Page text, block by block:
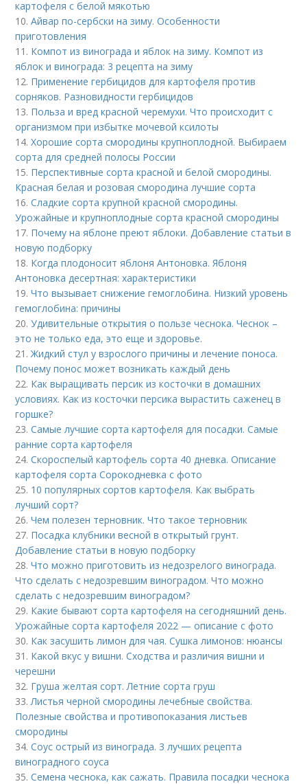
картофеля с белой мякотью
10.Айвар по-сербски на зиму. Особенности
приготовления
11. Компот из винограда и яблок на зиму. Компот из
яблок и винограда: 3 рецепта на зиму
12. Применение гербицидов для картофеля против
сорняков. Разновидности гербицидов
13. Польза и вред красной черемухи. Что происходит с
организмом при избытке мочевой ксилоты
14.Хорошие сорта смородины крупноплодной. Выбираем
сорта для средней полосы России
15. Перспективные сорта красной и белой смородины.
Красная белая и розовая смородина лучшие сорта
16.Сладкие сорта крупной красной смородины.
Урожайные и крупноплодные сорта красной смородины
17. Почему на яблоне преют яблоки. Добавление статьи в
новую подборку
18. Когда плодоносит яблоня Антоновка. Яблоня
Антоновка десертная: характеристики
19.Что вызывает снижение гемоглобина. Низкий уровень
гемоглобина: причины
20.Удивительные открытия о пользе чеснока. Чеснок –
это не только еда, это еще и здоровье.
21.Жидкий стул у взрослого причины и лечение поноса.
Почему понос может возникать каждый день
22. Как выращивать персик из косточки в домашних
условиях. Как из косточки персика вырастить саженец в
горшке?
23.Самые лучшие сорта картофеля для посадки. Самые
ранние сорта картофеля
24.Скороспелый картофель сорта 40 дневка. Описание
картофеля сорта Сорокодневка с фото
25. 10 популярных сортов картофеля. Как выбрать
лучший сорт?
26.Чем полезен терновник. Что такое терновник
27. Посадка клубники весной в открытый грунт.
Добавление статьи в новую подборку
28.Что можно приготовить из недозрелого винограда.
Что сделать с недозревшим виноградом. Что можно
сделать с недозревшим виноградом?
29. Какие бывают сорта картофеля на сегодняшний день.
Урожайные сорта картофеля 2022 — описание с фото
30. Как засушить лимон для чая. Сушка лимонов: нюансы
31. Какой вкус у вишни. Сходства и различия вишни и
черешни
32. Груша желтая сорт. Летние сорта груш
33. Листья черной смородины лечебные свойства.
Полезные свойства и противопоказания листьев
смородины
34.Соус острый из винограда. 3 лучших рецепта
виноградного соуса
35.Семена чеснока, как сажать. Правила посадки чеснока